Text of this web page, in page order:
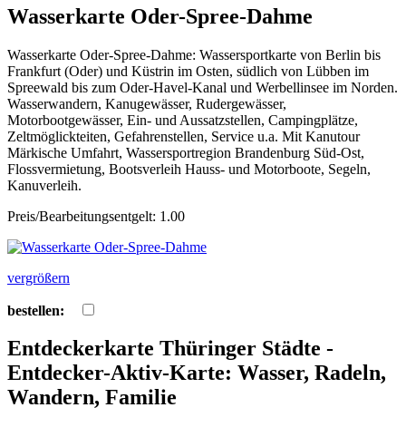
Wasserkarte Oder-Spree-Dahme
Wasserkarte Oder-Spree-Dahme: Wassersportkarte von Berlin bis
Frankfurt (Oder) und Küstrin im Osten, südlich von Lübben im
Spreewald bis zum Oder-Havel-Kanal und Werbellinsee im Norden.
Wasserwandern, Kanugewässer, Rudergewässer,
Motorbootgewässer, Ein- und Aussatzstellen, Campingplätze,
Zeltmöglickteiten, Gefahrenstellen, Service u.a. Mit Kanutour
Märkische Umfahrt, Wassersportregion Brandenburg Süd-Ost,
Flossvermietung, Bootsverleih Hauss- und Motorboote, Segeln,
Kanuverleih.
Preis/Bearbeitungsentgelt: 1.00
vergrößern
bestellen:
Entdeckerkarte Thüringer Städte -
Entdecker-Aktiv-Karte: Wasser, Radeln,
Wandern, Familie